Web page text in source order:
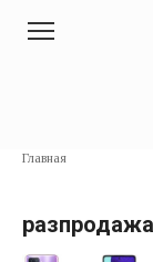
Главная
разпродажа